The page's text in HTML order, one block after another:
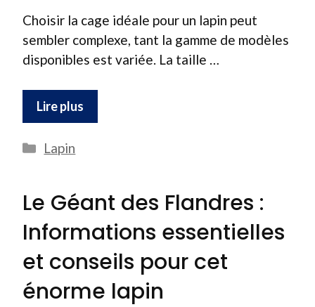
Choisir la cage idéale pour un lapin peut
sembler complexe, tant la gamme de modèles
disponibles est variée. La taille …
Lire plus
Catégories
Lapin
Le Géant des Flandres :
Informations essentielles
et conseils pour cet
énorme lapin